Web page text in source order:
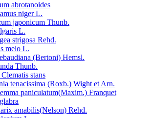
abrotanoides
niger L.
japonicum Thunb.
L.
strigosa Rehd.
melo L.
(Bertoni) Hemsl.
Thunb.
stans
tenacissima (Roxb.) Wight et Arn.
paniculatum(Maxim.) Franquet
amabilis(Nelson) Rehd.